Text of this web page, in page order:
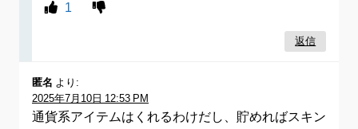
1
返信
匿名 より:
2025年7月10日 12:53 PM
通貨系アイテムはくれるわけだし、貯めればスキン